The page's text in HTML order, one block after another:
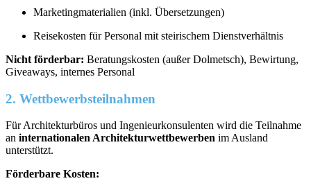
Marketingmaterialien (inkl. Übersetzungen)
Reisekosten für Personal mit steirischem Dienstverhältnis
Nicht förderbar: Beratungskosten (außer Dolmetsch), Bewirtung,
Giveaways, internes Personal
2. Wettbewerbsteilnahmen
Für Architekturbüros und Ingenieurkonsulenten wird die Teilnahme
an internationalen Architekturwettbewerben im Ausland
unterstützt.
Förderbare Kosten: